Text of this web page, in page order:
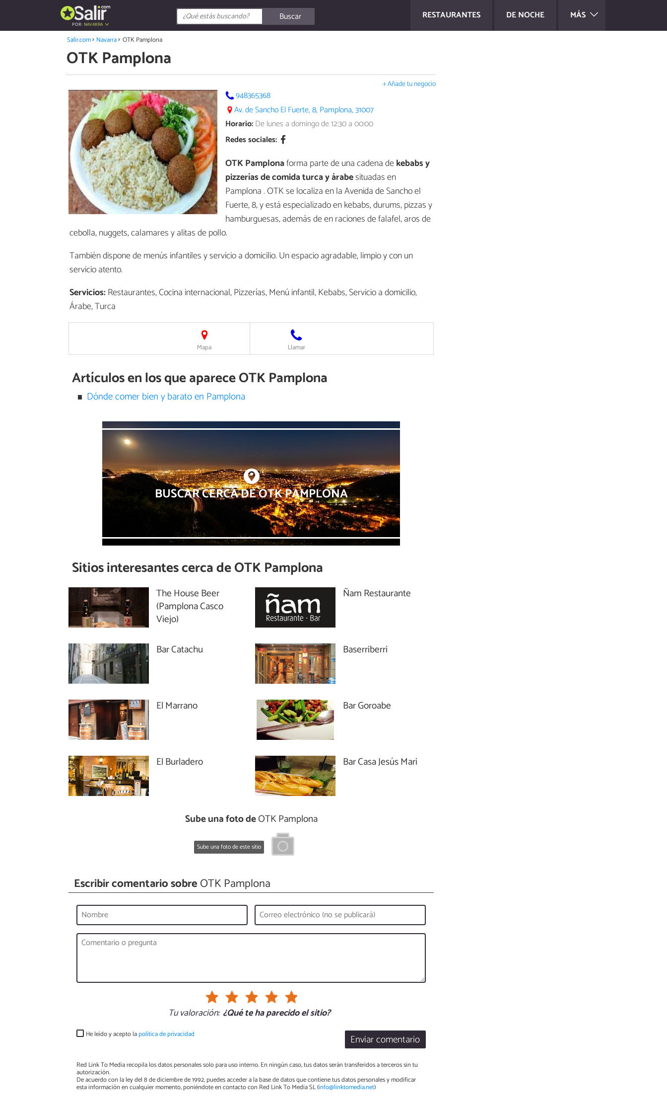
RESTAURANTES DE NOCHE MÁS
POR: NAVARRA
Buscar
Salir.com Navarra OTK Pamplona
OTK Pamplona
+ Añade tu negocio
948365368
Av. de Sancho El Fuerte, 8, Pamplona, 31007
Horario:De lunes a domingo de 12:30 a 00:00
Redes sociales:
OTK Pamplonaforma parte de una cadena dekebabs y
pizzerías de comida turca y árabesituadas en
Pamplona . OTK se localiza en la Avenida de Sancho el
Fuerte, 8, y está especializado en kebabs, durums, pizzas y
hamburguesas, además de en raciones de falafel, aros de
cebolla, nuggets, calamares y alitas de pollo.
También dispone de menús infantiles y servicio a domicilio. Un espacio agradable, limpio y con un
servicio atento.
Servicios:Restaurantes, Cocina internacional, Pizzerías, Menú infantil, Kebabs, Servicio a domicilio,
Árabe, Turca
Mapa Llamar
Artículos en los que aparece OTK Pamplona
Dónde comer bien y barato en Pamplona
BUSCAR CERCA DE OTK PAMPLONA
Sitios interesantes cerca deOTK Pamplona
The House Beer
(Pamplona Casco
Viejo)
Ñam Restaurante
Bar Catachu Baserriberri
El Marrano Bar Goroabe
El Burladero Bar Casa Jesús Mari
Sube una foto deOTK Pamplona
Sube una foto de este sitio
Escribir comentario sobreOTK Pamplona
Tu valoración: ¿Qué te ha parecido el sitio?
Enviar comentario
He leído y acepto lapolítica de privacidad
Red Link To Media recopila los datos personales solo para uso interno. En ningún caso, tus datos serán transferidos a terceros sin tu
autorización.
De acuerdo con la ley del 8 de diciembre de 1992, puedes acceder a la base de datos que contiene tus datos personales y modificar
esta información en cualquier momento, poniéndote en contacto con Red Link To Media SL (info@linktomedia.net)